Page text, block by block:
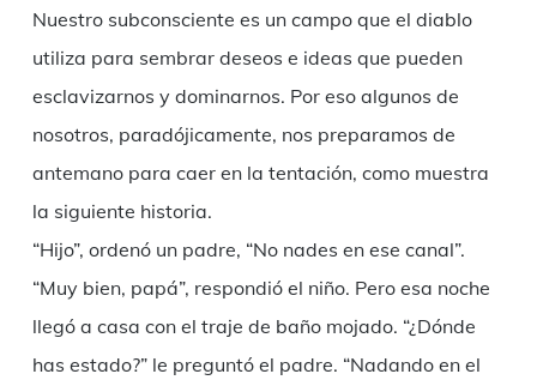
Nuestro subconsciente es un campo que el diablo
utiliza para sembrar deseos e ideas que pueden
esclavizarnos y dominarnos. Por eso algunos de
nosotros, paradójicamente, nos preparamos de
antemano para caer en la tentación, como muestra
la siguiente historia.
“Hijo”, ordenó un padre, “No nades en ese canal”.
“Muy bien, papá”, respondió el niño. Pero esa noche
llegó a casa con el traje de baño mojado. “¿Dónde
has estado?” le preguntó el padre. “Nadando en el